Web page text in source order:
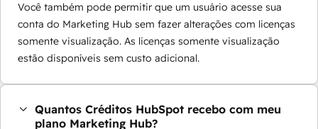
Você também pode permitir que um usuário acesse sua
conta do Marketing Hub sem fazer alterações com licenças
somente visualização. As licenças somente visualização
estão disponíveis sem custo adicional.
Quantos Créditos HubSpot recebo com meu
plano Marketing Hub?